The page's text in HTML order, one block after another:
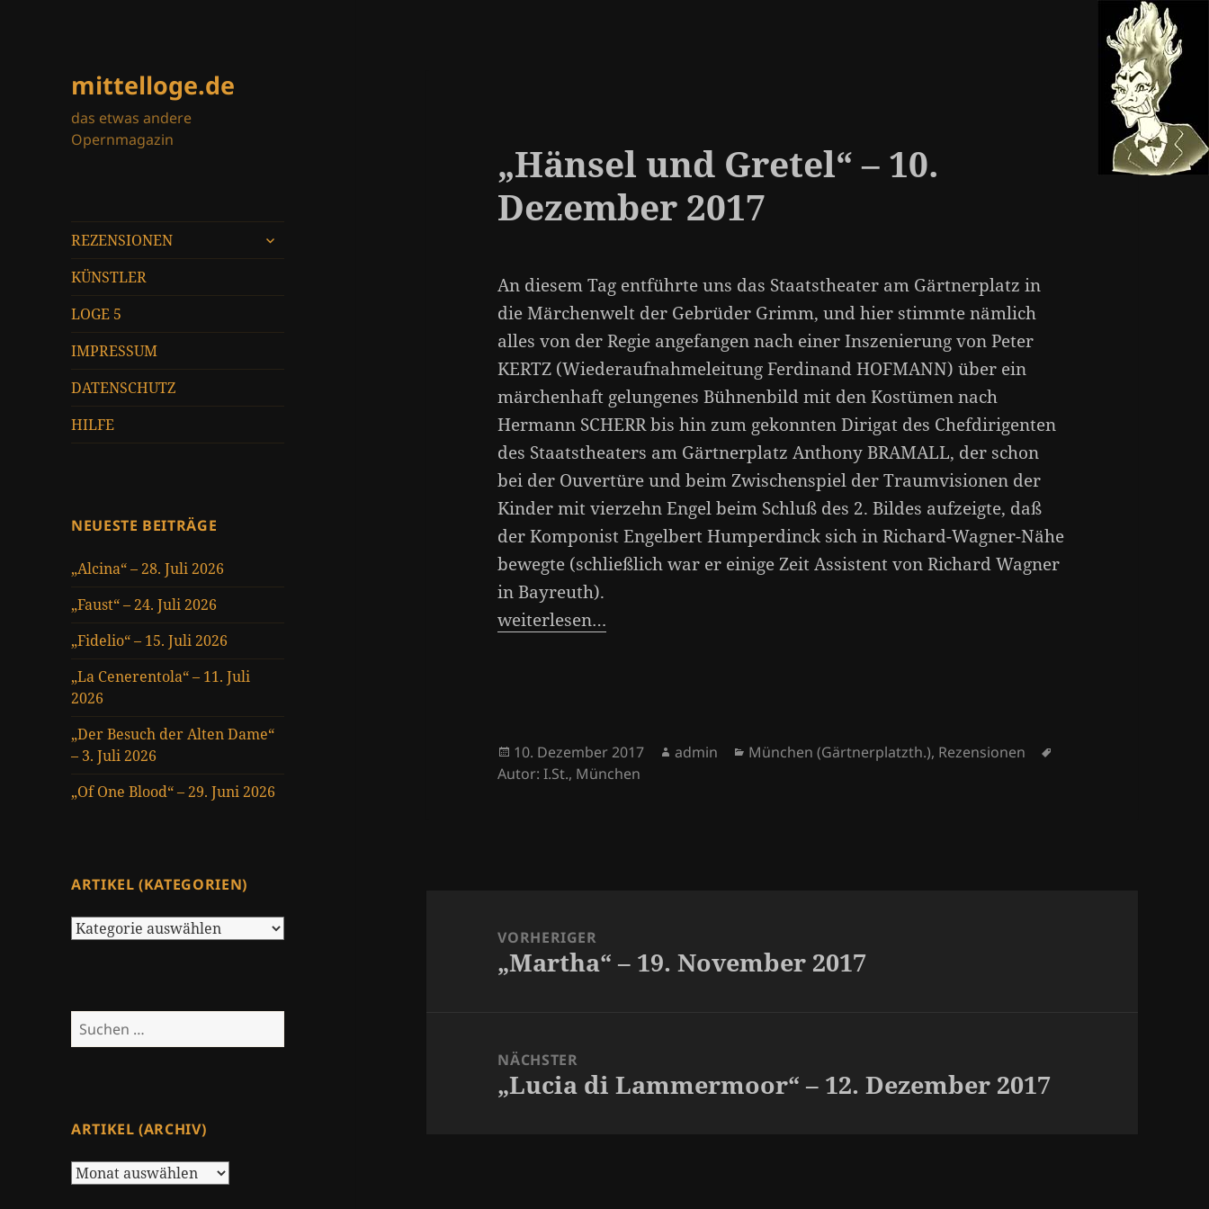
mittelloge.de
das etwas andere
Opernmagazin
REZENSIONEN
untermenü
KÜNSTLER
LOGE 5
IMPRESSUM
DATENSCHUTZ
HILFE
NEUESTE BEITRÄGE
„Alcina“ – 28. Juli 2026
„Faust“ – 24. Juli 2026
„Fidelio“ – 15. Juli 2026
„La Cenerentola“ – 11. Juli
2026
„Der Besuch der Alten Dame“
– 3. Juli 2026
„Of One Blood“ – 29. Juni 2026
ARTIKEL (KATEGORIEN)
Artikel
Suchen
nach:
ARTIKEL (ARCHIV)
Artikel
„Hänsel und Gretel“ – 10.
Dezember 2017
An diesem Tag entführte uns das Staatstheater am Gärtnerplatz in
die Märchenwelt der Gebrüder Grimm, und hier stimmte nämlich
alles von der Regie angefangen nach einer Inszenierung von Peter
KERTZ (Wiederaufnahmeleitung Ferdinand HOFMANN) über ein
märchenhaft gelungenes Bühnenbild mit den Kostümen nach
Hermann SCHERR bis hin zum gekonnten Dirigat des Chefdirigenten
des Staatstheaters am Gärtnerplatz Anthony BRAMALL, der schon
bei der Ouvertüre und beim Zwischenspiel der Traumvisionen der
Kinder mit vierzehn Engel beim Schluß des 2. Bildes aufzeigte, daß
der Komponist Engelbert Humperdinck sich in Richard-Wagner-Nähe
bewegte (schließlich war er einige Zeit Assistent von Richard Wagner
in Bayreuth).
weiterlesen…
Veröffentlicht
am
10. Dezember 2017 Autor
admin Kategorien
München (Gärtnerplatzth.), Rezensionen
Autor: I.St., München
VORHERIGER
Vorheriger
„Martha“ – 19. November 2017
NÄCHSTER
Nächster
„Lucia di Lammermoor“ – 12. Dezember 2017